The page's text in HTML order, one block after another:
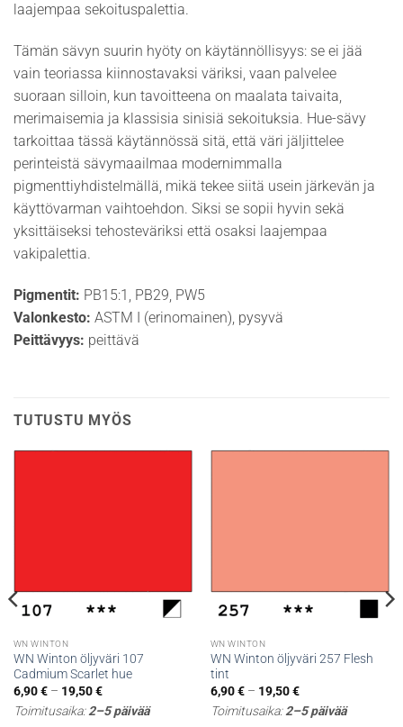
laajempaa sekoituspalettia.
Tämän sävyn suurin hyöty on käytännöllisyys: se ei jää
vain teoriassa kiinnostavaksi väriksi, vaan palvelee
suoraan silloin, kun tavoitteena on maalata taivaita,
merimaisemia ja klassisia sinisiä sekoituksia. Hue-sävy
tarkoittaa tässä käytännössä sitä, että väri jäljittelee
perinteistä sävymaailmaa modernimmalla
pigmenttiyhdistelmällä, mikä tekee siitä usein järkevän ja
käyttövarman vaihtoehdon. Siksi se sopii hyvin sekä
yksittäiseksi tehosteväriksi että osaksi laajempaa
vakipalettia.
Pigmentit: PB15:1, PB29, PW5
Valonkesto: ASTM I (erinomainen), pysyvä
Peittävyys: peittävä
TUTUSTU MYÖS
WN WINTON
WN Winton öljyväri 107
Cadmium Scarlet hue
6,90€ – 19,50€Hintaluokka:
-
Toimitusaika:2–5 päivää
WN WINTON
WN Winton öljyväri 257 Flesh
tint
6,90€ – 19,50€Hintaluokka:
-
Toimitusaika:2–5 päivää